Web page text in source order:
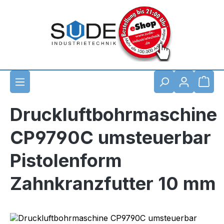
Druckluftbohrmaschine
CP9790C umsteuerbar
Pistolenform
Zahnkranzfutter 10 mm
Bildergalerie überspringen